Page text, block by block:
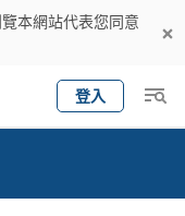
本網站代表您同意
登入